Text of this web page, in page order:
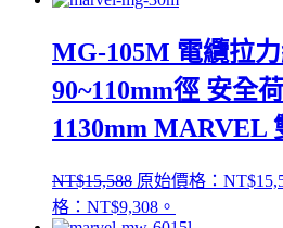
MG-105M 電纜拉
90~110mm徑 安全
1130mm MARVEL
NT$15,588 原始價格：
格：NT$9,308。